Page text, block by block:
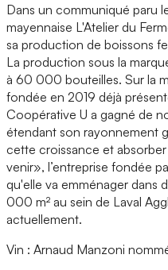
Dans un communiqué paru
mayennaise L'Atelier du
sa production de boissons
La production sous la
à 60 000 bouteilles. Sur la
fondée en 2019 déjà
Coopérative U a gagné de
étendant son rayonnement
cette croissance et
venir», l’entreprise fondée
qu'elle va emménager dans
000 m² au sein de Laval
actuellement.
Vin : Arnaud Manzoni